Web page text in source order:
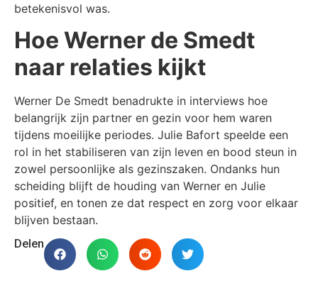
betekenisvol was.
Hoe Werner de Smedt
naar relaties kijkt
Werner De Smedt benadrukte in interviews hoe
belangrijk zijn partner en gezin voor hem waren
tijdens moeilijke periodes. Julie Bafort speelde een
rol in het stabiliseren van zijn leven en bood steun in
zowel persoonlijke als gezinszaken. Ondanks hun
scheiding blijft de houding van Werner en Julie
positief, en tonen ze dat respect en zorg voor elkaar
blijven bestaan.
Delen